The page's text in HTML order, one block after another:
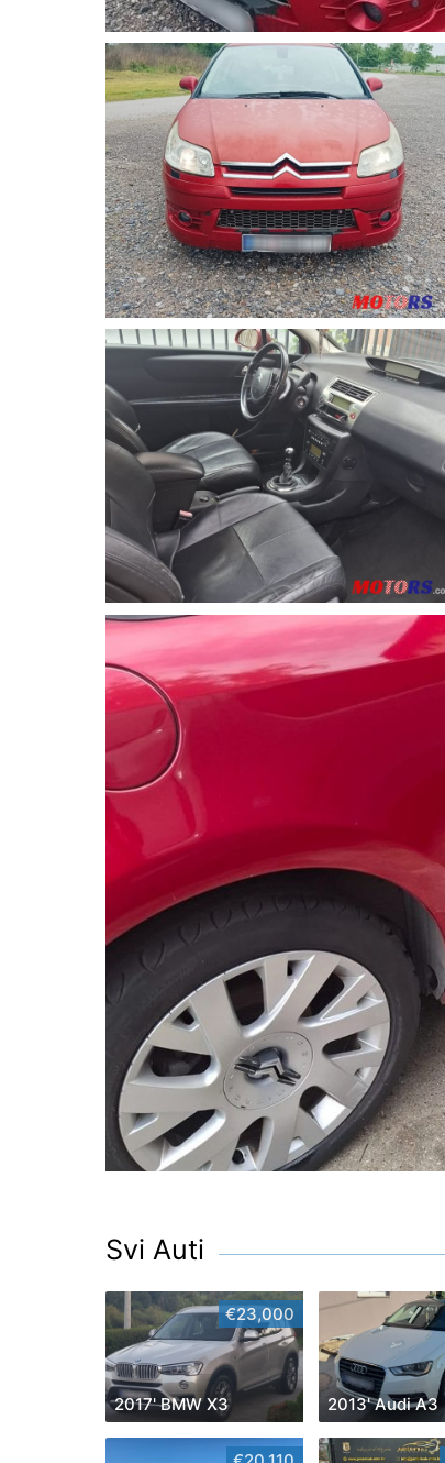
Svi Auti
€23,000
2017' BMW X3 2013' Audi A3